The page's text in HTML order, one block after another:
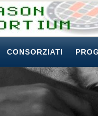
CONSORZIATI